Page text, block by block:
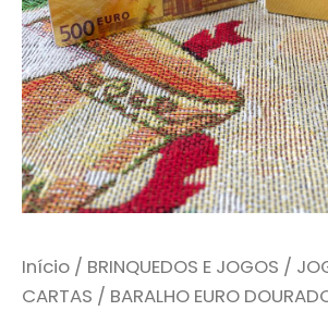
Início / BRINQUEDOS E JOGOS /
CARTAS / BARALHO EURO